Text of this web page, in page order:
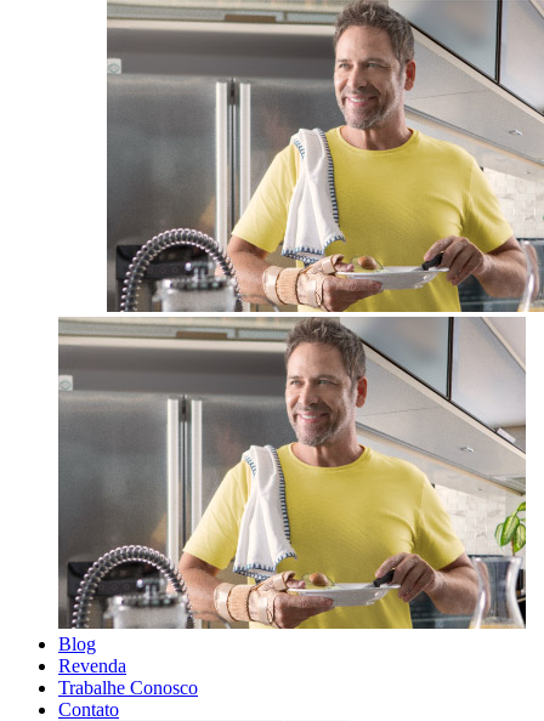
Blog
Revenda
Trabalhe Conosco
Contato